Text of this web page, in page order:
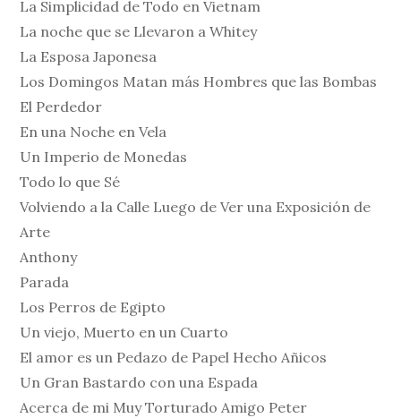
La Simplicidad de Todo en Vietnam
La noche que se Llevaron a Whitey
La Esposa Japonesa
Los Domingos Matan más Hombres que las Bombas
El Perdedor
En una Noche en Vela
Un Imperio de Monedas
Todo lo que Sé
Volviendo a la Calle Luego de Ver una Exposición de
Arte
Anthony
Parada
Los Perros de Egipto
Un viejo, Muerto en un Cuarto
El amor es un Pedazo de Papel Hecho Añicos
Un Gran Bastardo con una Espada
Acerca de mi Muy Torturado Amigo Peter